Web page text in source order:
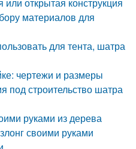
материалов для
для тента, шатра
чертежи и размеры
под строительство шатра
руками из дерева
своими руками